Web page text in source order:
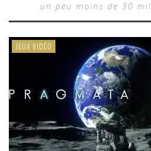
un peu moins de 30
JEUX VIDÉO